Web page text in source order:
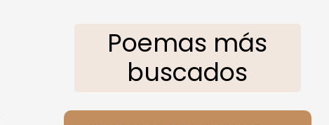
Poemas más
buscados